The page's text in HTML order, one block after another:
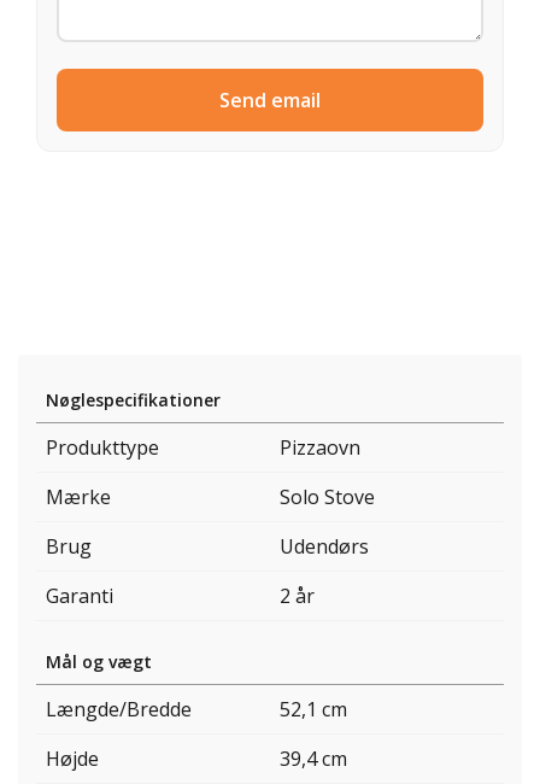
Send email
Nøglespecifikationer
Produkttype
Pizzaovn
Mærke
Solo Stove
Brug
Udendørs
Garanti
2 år
Mål og vægt
Længde/Bredde
52,1 cm
Højde
39,4 cm